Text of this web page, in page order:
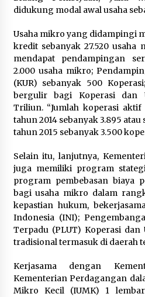
Sebagai
6 Agustus
Jaga
Kelas I
Kesehatan
Lanjutan
6 Agustus
Kemenkum
Digital,
Gratis dan
6 Agustus
Dikunjungi
Media Bisa
hingga Fatal
6 Agustus
didukung modal awal usaha
Usaha mikro yang didampingi
kredit sebanyak 27.520 usaha
mendapat pendampingan
2.000 usaha mikro;
(KUR) sebanyak 500
bergulir bagi Koperasi dan
Triliun. “Jumlah koperasi
tahun 2014 sebanyak 3.895 atau
tahun 2015 sebanyak 3.500
Selain itu, lanjutnya,
juga memiliki program
program pembebasan biaya
bagi usaha mikro dalam
kepastian hukum,
Indonesia (INI);
Terpadu (PLUT) Koperasi dan
tradisional termasuk di daerah
Kerjasama dengan
Kementerian Perdagangan
Mikro Kecil (IUMK) 1